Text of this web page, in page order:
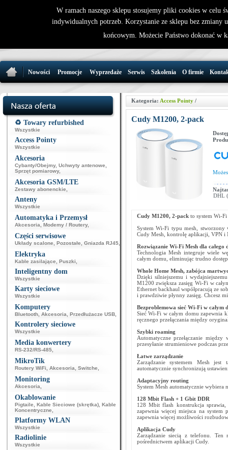
32 721 86
Nowości Promocje Wyprzedaże Serwis Szkolenia O firmie
♻️ Towary refurbished
Wszystkie
Access Pointy
Wszystkie
Akcesoria
Cybanty/Obejmy, Uchwyty antenowe
Sprzęt pomiarowy,
Akcesoria GSM/LTE
Zestawy abonenckie
Anteny
Wszystkie
Automatyka i Przemysł
Akcesoria Modemy / Routery,
Części serwisowe
Układy scalone Pozostałe Gniazda RJ45
Elektryka
Kable zasilające Puszki
Inteligentny dom
Wszystkie
Karty sieciowe
Wszystkie
Komputery
Bluetooth Akcesoria Przedłużacze USB
Kontrolery sieciowe
Wszystkie
Media konwertery
RS-232/RS-485
MikroTik
Routery WiFi Akcesoria Switche
Monitoring
Akcesoria
Okablowanie
Pigtaile Kable Sieciowe (skrętka) Kable
Koncentryczne
Platformy WLAN
Wszystkie
Radiolinie
Wszystkie
Kategoria: Access Pointy/
Cudy M1200, 2-pack
DHL
Cudy M1200, 2-packto system Wi-Fi
System Wi-Fi typu mesh,
Cudy Mesh, kontrolę aplikacji, VPN i
Rozwiązanie Wi-Fi Mesh dla całego
Technologia Mesh integruje wiele
całym domu, eliminując trudno
Whole Home Mesh, zabójca
Dzięki silniejszemu i
M1200 zwiększa zasięg Wi-Fi w
Ethernet backhaul współpracują ze
i prawdziwie płynny zasięg. Chcesz
Bezproblemowa sieć Wi-Fi w całym
Sieć Wi-Fi w całym domu zapewnia
ręcznego przełączania między
Szybki roaming
Automatyczne przełączanie
przesyłanie strumieniowe podczas
Łatwe zarządzanie
Zarządzanie systemem Mesh
automatycznie synchronizują
Adaptacyjny routing
System Mesh automatycznie wybiera
128 Mbit Flash + 1 Gbit DDR
128 Mbit flash konstrukcja
zapewnia więcej miejsca na
zapewnia więcej możliwości
Aplikacja Cudy
Zarządzanie siecią z telefonu. Ten
pośrednictwem aplikacji Cudy.
W ramach naszego sklepu stosujemy pliki cookies w celu
indywidualnych potrzeb. Korzystanie ze sklepu bez zmiany
końcowym. Możecie Państwo dokonać w